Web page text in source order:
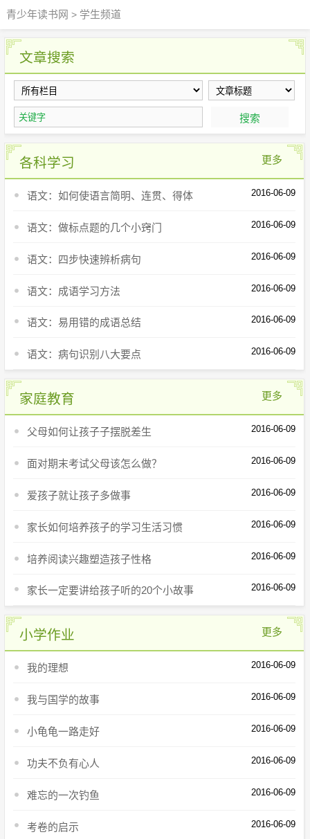
青少年读书网 > 学生频道
文章搜索
各科学习 更多
语文：如何使语言简明、连贯、得体 2016-06-09
语文：做标点题的几个小窍门 2016-06-09
语文：四步快速辨析病句 2016-06-09
语文：成语学习方法 2016-06-09
语文：易用错的成语总结 2016-06-09
语文：病句识别八大要点 2016-06-09
家庭教育 更多
父母如何让孩子子摆脱差生 2016-06-09
面对期末考试父母该怎么做？ 2016-06-09
爱孩子就让孩子多做事 2016-06-09
家长如何培养孩子的学习生活习惯 2016-06-09
培养阅读兴趣塑造孩子性格 2016-06-09
家长一定要讲给孩子听的20个小故事 2016-06-09
小学作业 更多
我的理想 2016-06-09
我与国学的故事 2016-06-09
小龟龟一路走好 2016-06-09
功夫不负有心人 2016-06-09
难忘的一次钓鱼 2016-06-09
考卷的启示 2016-06-09